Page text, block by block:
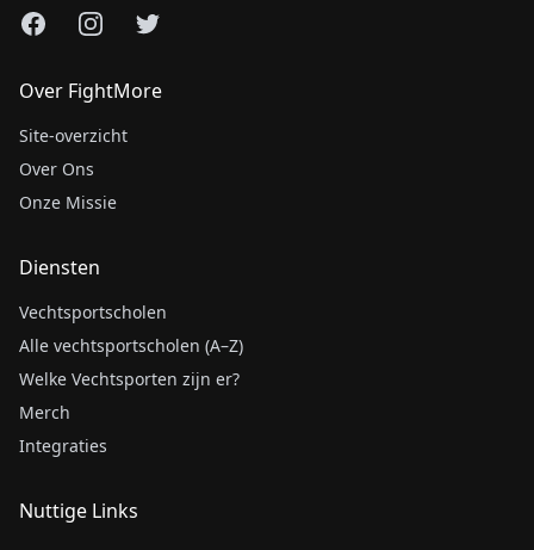
FacebookInstagram
X
Over FightMore
Site-overzicht
Over Ons
Onze Missie
Diensten
Vechtsportscholen
Alle vechtsportscholen (A–Z)
Welke Vechtsporten zijn er?
Merch
Integraties
Nuttige Links